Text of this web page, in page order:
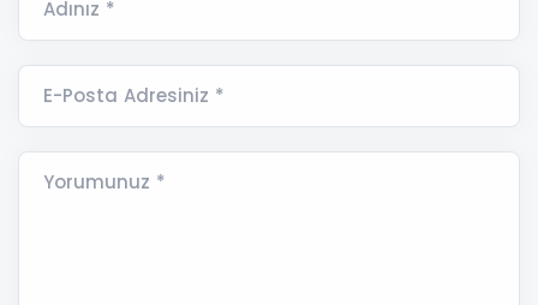
Adınız *
E-Posta Adresiniz *
Yorumunuz *